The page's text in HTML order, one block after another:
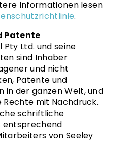
Informationen lesen
.
Patente
Ltd. und seine
sind Inhaber
und nicht
Patente und
in der ganzen Welt, und
Rechte mit Nachdruck.
schriftliche
entsprechend
von Seeley